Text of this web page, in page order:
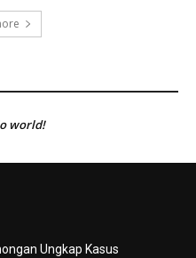
world!
Ungkap Kasus